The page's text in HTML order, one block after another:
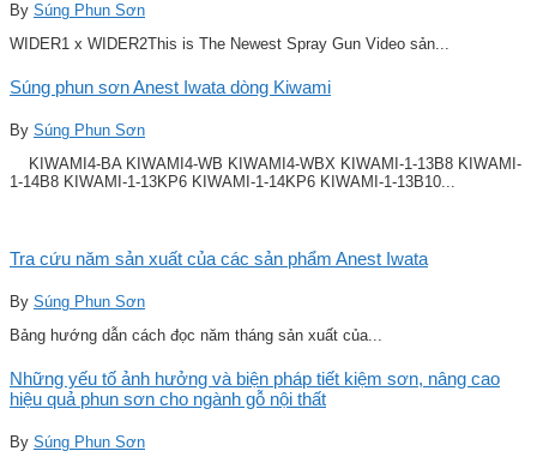
By Súng Phun Sơn
WIDER1 x WIDER2This is The Newest Spray Gun Video sản...
Súng phun sơn Anest Iwata dòng Kiwami
By Súng Phun Sơn
KIWAMI4-BA KIWAMI4-WB KIWAMI4-WBX KIWAMI-1-13B8 KIWAMI-
1-14B8 KIWAMI-1-13KP6 KIWAMI-1-14KP6 KIWAMI-1-13B10...
Tra cứu năm sản xuất của các sản phẩm Anest Iwata
By Súng Phun Sơn
Bảng hướng dẫn cách đọc năm tháng sản xuất của...
Những yếu tố ảnh hưởng và biện pháp tiết kiệm sơn, nâng cao
hiệu quả phun sơn cho ngành gỗ nội thất
By Súng Phun Sơn